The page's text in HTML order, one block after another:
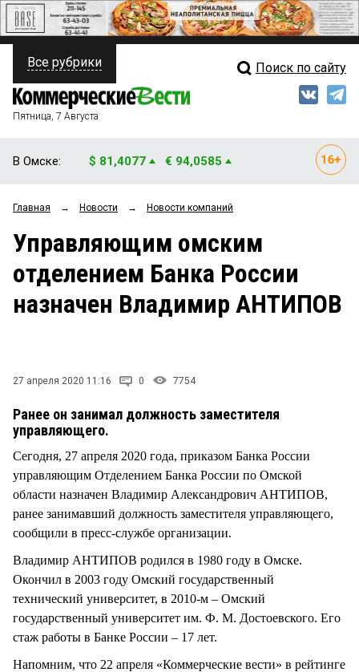
ПОЛИТИКА
ФИНАНСЫ
ОБЩЕСТВО
ЗАКОН
НОВОСТИ КОМПАНИЙ
Свежий выпуск
Мнения
Рейтинги
Блоги
Архив
Все рубрики Поиск по сайту
Пятница, 7 Августа
В Омске: $ 81,4077 € 94,0585
Главная → Новости → Новости компаний
Управляющим омским
отделением Банка России
назначен Владимир АНТИПОВ
27 апреля 2020 11:16 0 7754
Ранее он занимал должность заместителя
управляющего.
Сегодня, 27 апреля 2020 года, приказом Банка России
управляющим Отделением Банка России по Омской
области назначен Владимир Александрович АНТИПОВ,
ранее занимавший должность заместителя управляющего,
сообщили в пресс-службе организации.
Владимир АНТИПОВ родился в 1980 году в Омске.
Окончил в 2003 году Омский государственный
технический университет, в 2010-м – Омский
государственный университет им. Ф. М. Достоевского. Его
стаж работы в Банке России – 17 лет.
Напомним, что 22 апреля «Коммерческие вести» в рейтинге